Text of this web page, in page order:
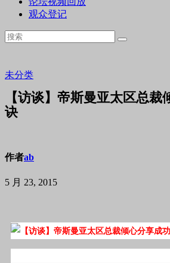
观众登记
未分类
【访谈】帝斯曼亚太区总裁
诀
作者ab
5 月 23, 2015